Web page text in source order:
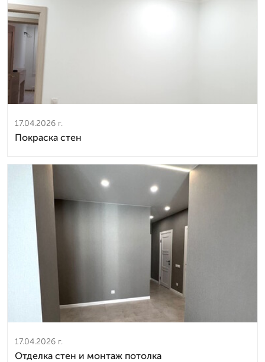
17.04.2026 г.
Покраска стен
17.04.2026 г.
Отделка стен и монтаж потолка